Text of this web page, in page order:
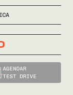
AGENDAR
TEST DRIVE